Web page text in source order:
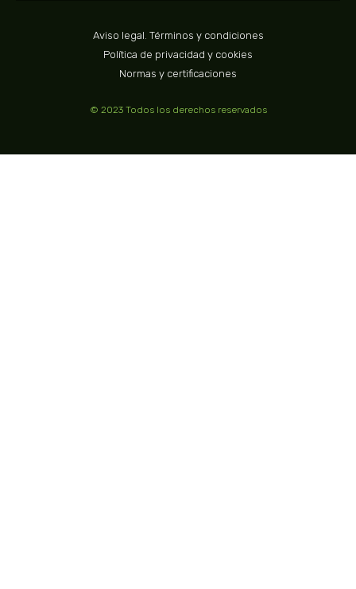
Aviso legal. Términos y condiciones
Política de privacidad y cookies
Normas y certificaciones
© 2023 Todos los derechos reservados